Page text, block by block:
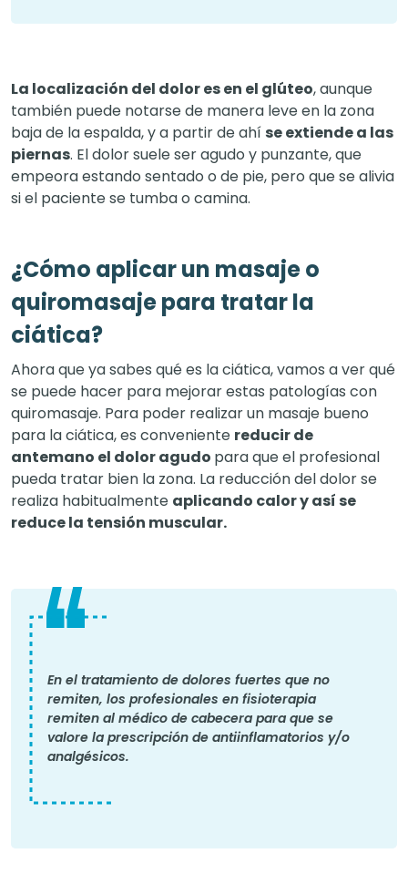
La localización del dolor es en el glúteo, aunque
también puede notarse de manera leve en la zona
baja de la espalda, y a partir de ahí se extiende a las
piernas. El dolor suele ser agudo y punzante, que
empeora estando sentado o de pie, pero que se alivia
si el paciente se tumba o camina.
¿Cómo aplicar un masaje o
quiromasaje para tratar la
ciática?
Ahora que ya sabes qué es la ciática, vamos a ver qué
se puede hacer para mejorar estas patologías con
quiromasaje. Para poder realizar un masaje bueno
para la ciática, es conveniente reducir de
antemano el dolor agudo para que el profesional
pueda tratar bien la zona. La reducción del dolor se
realiza habitualmente aplicando calor y así se
reduce la tensión muscular.
En el tratamiento de dolores fuertes que no
remiten, los profesionales en fisioterapia
remiten al médico de cabecera para que se
valore la prescripción de antiinflamatorios y/o
analgésicos.